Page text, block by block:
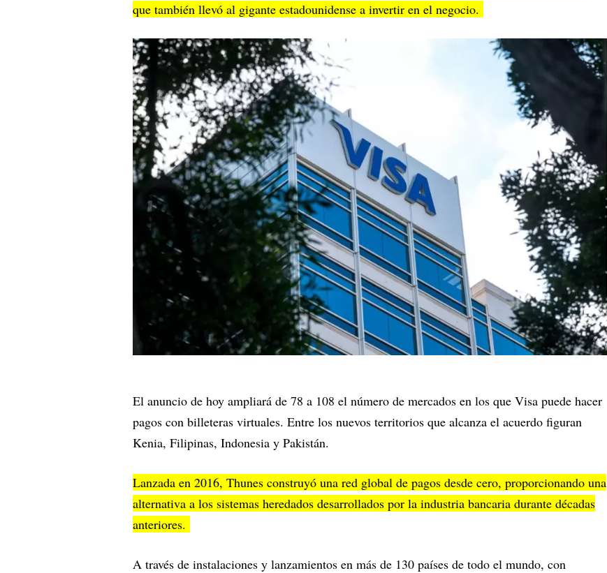
que también llevó al gigante estadounidense a invertir en el negocio.
El anuncio de hoy ampliará de 78 a 108 el número de mercados en los que Visa puede hacer
pagos con billeteras virtuales. Entre los nuevos territorios que alcanza el acuerdo figuran
Kenia, Filipinas, Indonesia y Pakistán.
Lanzada en 2016, Thunes construyó una red global de pagos desde cero, proporcionando una
alternativa a los sistemas heredados desarrollados por la industria bancaria durante décadas
anteriores.
A través de instalaciones y lanzamientos en más de 130 países de todo el mundo, con